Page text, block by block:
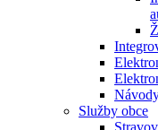
Služby obce